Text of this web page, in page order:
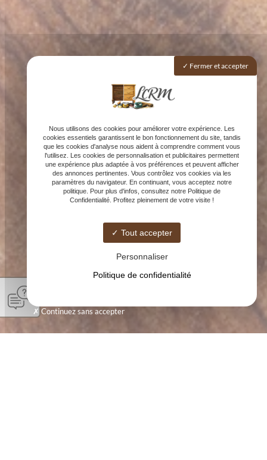
Fermer et accepter
Nous utilisons des cookies pour améliorer votre expérience. Les
cookies essentiels garantissent le bon fonctionnement du site, tandis
que les cookies d'analyse nous aident à comprendre comment vous
l'utilisez. Les cookies de personnalisation et publicitaires permettent
une expérience plus adaptée à vos préférences et peuvent afficher
des annonces pertinentes. Vous contrôlez vos cookies via les
paramètres du navigateur. En continuant, vous acceptez notre
politique. Pour plus d'infos, consultez notre Politique de
Confidentialité. Profitez pleinement de votre visite !
Tout accepter
Personnaliser
Politique de confidentialité
Continuez sans accepter